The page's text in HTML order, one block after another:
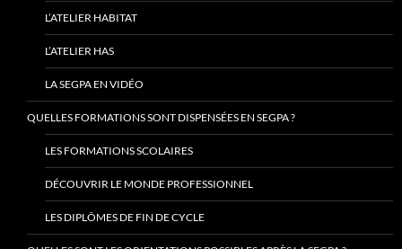
L’ATELIER HABITAT
L’ATELIER HAS
LA SEGPA EN VIDÉO
QUELLES FORMATIONS SONT DISPENSÉES EN SEGPA ?
LES FORMATIONS SCOLAIRES
DÉCOUVRIR LE MONDE PROFESSIONNEL
LES DIPLÔMES DE FIN DE CYCLE